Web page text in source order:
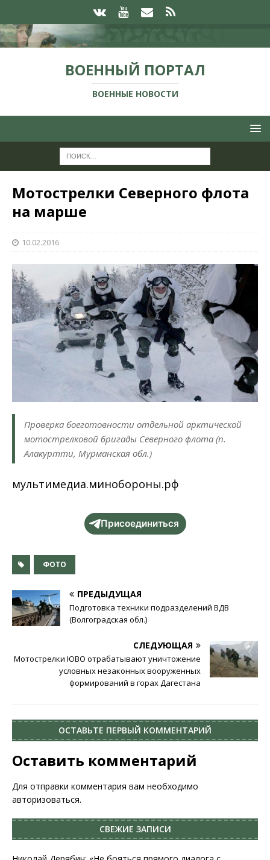
ВОЕННЫЙ ПОРТАЛ
ВОЕННЫЕ НОВОСТИ
Мотострелки Северного флота
на марше
10.02.2016
Проверка боеготовности отдельной арктической
мотострелковой бригады Северного флота (п.
Алакуртти, Мурманская обл.)
мультимедиа.минобороны.рф
Присоединиться
ФОТО
ПРЕДЫДУЩАЯ
Подготовка техники подразделений ВДВ
(Волгоградская обл.)
СЛЕДУЮЩАЯ
Мотострелки ЮВО отрабатывают уничтожение
условных незаконных вооруженных
формирований в горах Дагестана
ОСТАВЬТЕ ПЕРВЫЙ КОММЕНТАРИЙ
Оставить комментарий
Для отправки комментария вам необходимо
авторизоваться.
СВЕЖИЕ ЗАПИСИ